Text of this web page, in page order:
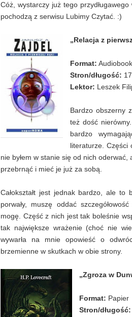
Cóż, wystarczy już tego
pochodzą z serwisu Lubimy Czytać. :)
„Relacja z
Format: Audiobook
Stron/długość:
Lektor: Leszek
Bardzo obszerny
też dość
bardzo
literaturze. Części
nie byłem w stanie się od nich
przebrnąć i mieć je już za sobą.
Całokształt jest jednak bardzo, ale
porwały, muszę oddać
mogę. Część z nich jest tak boleśnie
tak największe wrażenie (choć nie
wywarła na mnie opowieść o
brzemienne w skutkach w obie strony.
„Zgroza w
Format: Papier
Stron/długość: